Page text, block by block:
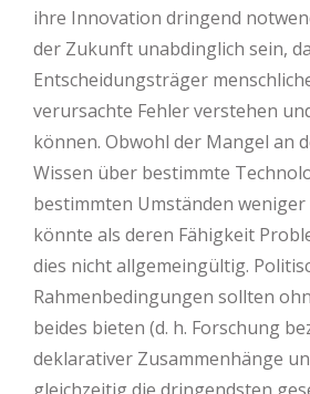
ihre Innovation dringend
der Zukunft unabdinglich sein,
Entscheidungsträger
verursachte Fehler verstehen
können. Obwohl der Mangel an
Wissen über bestimmte
bestimmten Umständen
könnte als deren Fähigkeit
dies nicht allgemeingültig.
Rahmenbedingungen sollten
beides bieten (d. h. Forschung
deklarativer Zusammenhänge